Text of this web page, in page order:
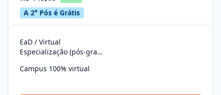
A 2° Pós é Grátis
EaD / Virtual
Especialização (pós-graduação)
Campus 100% virtual